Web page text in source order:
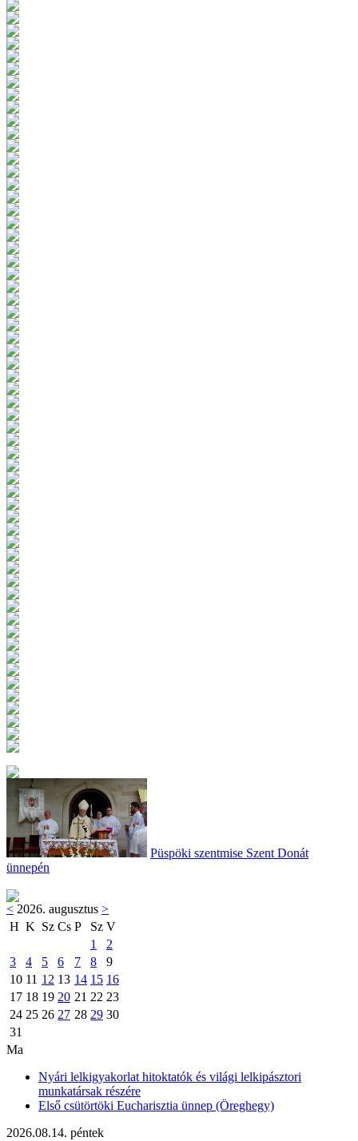
Püspöki szentmise Szent Donát
ünnepén
< 2026. augusztus >
H K Sz Cs P Sz V
1
2
3
4 5 6 7 8
9
10 11 12 13 14 15 16
17 18 19 20 21 22 23
24 25 26 27 28 29 30
31
Ma
Nyári lelkigyakorlat hitoktatók és világi lelkipásztori
munkatársak részére
Első csütörtöki Eucharisztia ünnep (Öreghegy)
2026.08.14. péntek